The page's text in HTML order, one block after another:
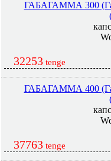
ГАБАГАММА 300
32253 tenge
ГАБАГАММА 400
37763 tenge